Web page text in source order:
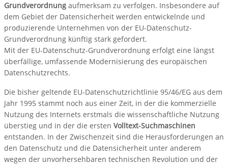
Grundverordnung aufmerksam zu verfolgen. Insbesondere auf
dem Gebiet der Datensicherheit werden entwickelnde und
produzierende Unternehmen von der EU-Datenschutz-
Grundverordnung künftig stark gefordert.
Mit der EU-Datenschutz-Grundverordnung erfolgt eine längst
überfällige, umfassende Modernisierung des europäischen
Datenschutzrechts.
Die bisher geltende EU-Datenschutzrichtlinie 95/46/EG aus dem
Jahr 1995 stammt noch aus einer Zeit, in der die kommerzielle
Nutzung des Internets erstmals die wissenschaftliche Nutzung
überstieg und in der die ersten Volltext-Suchmaschinen
entstanden. In der Zwischenzeit sind die Herausforderungen an
den Datenschutz und die Datensicherheit unter anderem
wegen der unvorhersehbaren technischen Revolution und der